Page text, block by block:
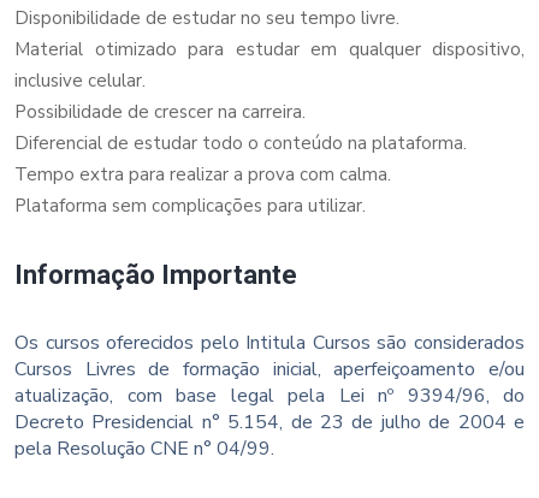
Disponibilidade de estudar no seu tempo livre.
Material otimizado para estudar em qualquer dispositivo,
inclusive celular.
Possibilidade de crescer na carreira.
Diferencial de estudar todo o conteúdo na plataforma.
Tempo extra para realizar a prova com calma.
Plataforma sem complicações para utilizar.
Informação Importante
Os cursos oferecidos pelo Intitula Cursos são considerados
Cursos Livres de formação inicial, aperfeiçoamento e/ou
atualização, com base legal pela Lei nº 9394/96, do
Decreto Presidencial n° 5.154, de 23 de julho de 2004 e
pela Resolução CNE n° 04/99.